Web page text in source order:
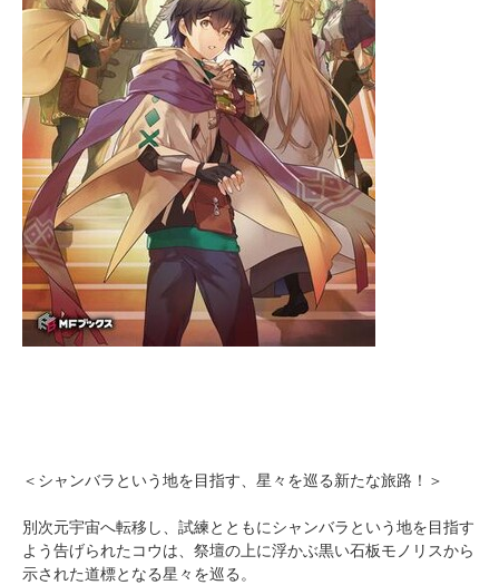
＜シャンバラという地を目指す、星々を巡る新たな旅路！＞
別次元宇宙へ転移し、試練とともにシャンバラという地を目指す
よう告げられたコウは、祭壇の上に浮かぶ黒い石板モノリスから
示された道標となる星々を巡る。